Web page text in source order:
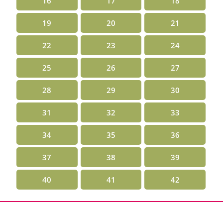
19 20 21
22 23 24
25 26 27
28 29 30
31 32 33
34 35 36
37 38 39
40 41 42